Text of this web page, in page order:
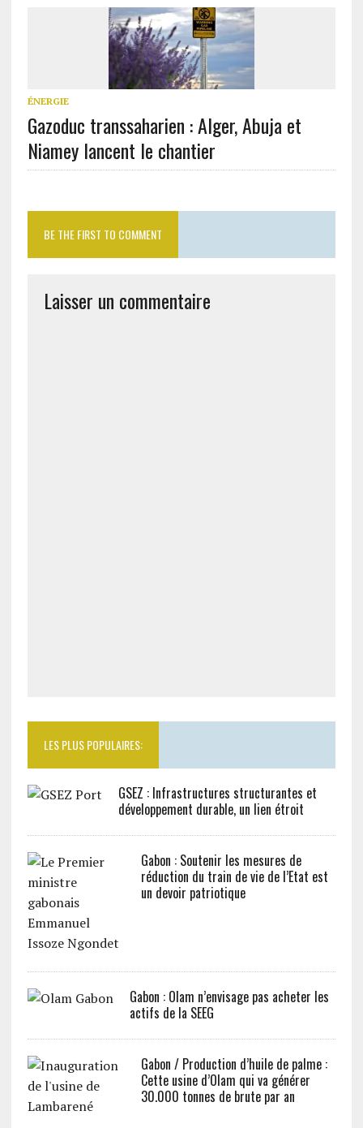
ÉNERGIE
Gazoduc transsaharien : Alger, Abuja et
Niamey lancent le chantier
BE THE FIRST TO COMMENT
Laisser un commentaire
LES PLUS POPULAIRES:
GSEZ : Infrastructures structurantes et
développement durable, un lien étroit
Gabon : Soutenir les mesures de
réduction du train de vie de l’Etat est
un devoir patriotique
Gabon : Olam n’envisage pas acheter les
actifs de la SEEG
Gabon / Production d’huile de palme :
Cette usine d’Olam qui va générer
30.000 tonnes de brute par an